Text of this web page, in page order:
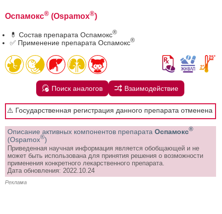
Оспамокс® (Ospamox®)
💊 Состав препарата Оспамокс®
✅ Применение препарата Оспамокс®
Поиск аналогов Взаимодействие
⚠️ Государственная регистрация данного препарата отменена
Описание активных компонентов препарата Оспамокс®
(Ospamox®)
Приведенная научная информация является обобщающей и не
может быть использована для принятия решения о возможности
применения конкретного лекарственного препарата.
Дата обновления: 2022.10.24
Реклама